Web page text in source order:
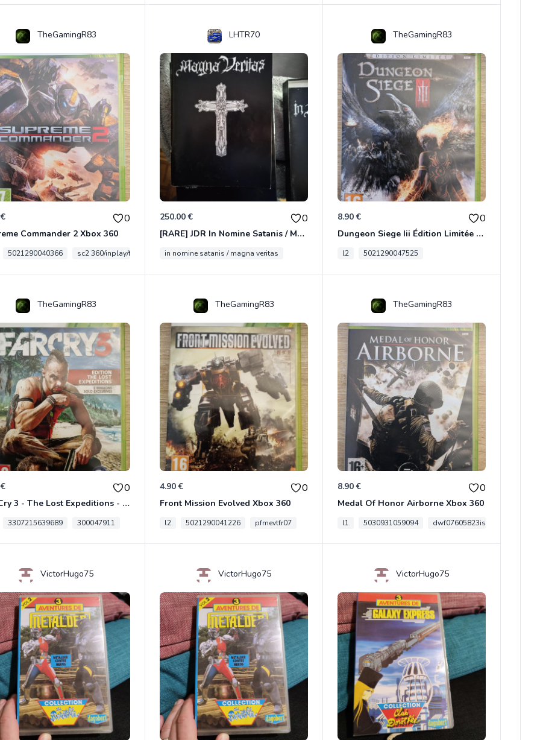
TheGamingR83
0
Commander 2 Xbox 360
5021290040366 sc2 360/inplay/fra
LHTR70
250.00 € 0
[RARE] JDR In Nomine Satanis / Magna Veritas – 1ère Édition BOÎTE (DOS BLANC, 1989) - CROC / Siroz
in nomine satanis / magna veritas
TheGamingR83
8.90 € 0
Dungeon Siege Iii Édition Limitée - Vf Intégrale Xbox 360
l2 5021290047525
TheGamingR83
0
Far Cry 3 - The Lost Expeditions - Edition Spéciale Xbox 360
3307215639689 300047911
TheGamingR83
4.90 € 0
Front Mission Evolved Xbox 360
l2 5021290041226 pfmevtfr07
TheGamingR83
8.90 € 0
Medal Of Honor Airborne Xbox 360
l1 5030931059094 dwf07605823is
VictorHugo75 VictorHugo75 VictorHugo75